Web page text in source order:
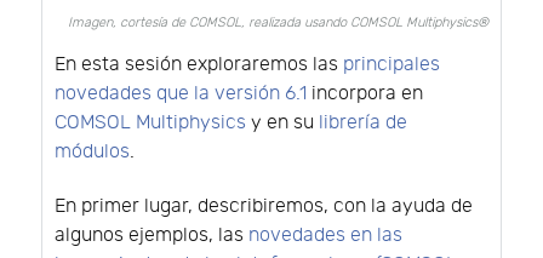
Imagen, cortesía de COMSOL, realizada usando COMSOL Multiphysics®
En esta sesión exploraremos las principales
novedades que la versión 6.1 incorpora en
COMSOL Multiphysics y en su librería de
módulos.
En primer lugar, describiremos, con la ayuda de
algunos ejemplos, las novedades en las